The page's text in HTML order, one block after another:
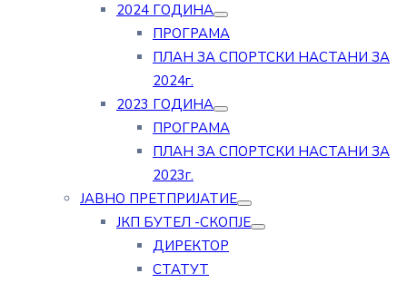
2024 ГОДИНА
ПРОГРАМА
ПЛАН ЗА СПОРТСКИ НАСТАНИ ЗА
2024г.
2023 ГОДИНА
ПРОГРАМА
ПЛАН ЗА СПОРТСКИ НАСТАНИ ЗА
2023г.
ЈАВНО ПРЕТПРИЈАТИЕ
ЈКП БУТЕЛ -СКОПЈЕ
ДИРЕКТОР
СТАТУТ